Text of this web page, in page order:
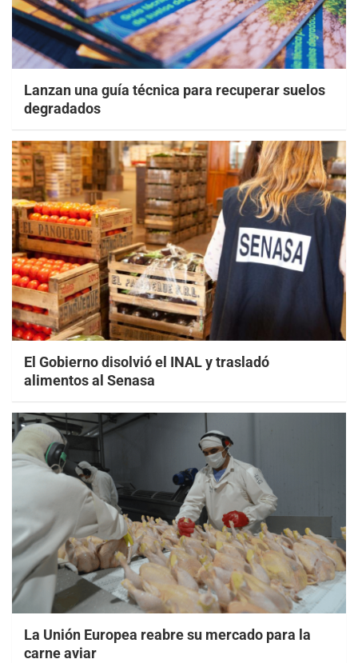
Lanzan una guía técnica para recuperar suelos
degradados
El Gobierno disolvió el INAL y trasladó
alimentos al Senasa
La Unión Europea reabre su mercado para la
carne aviar